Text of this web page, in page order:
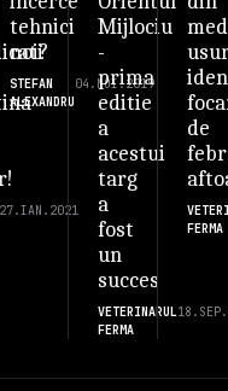
27.IAN.2021
tehnici
noi?
STEFAN
ALEXANDRU
04.NOI.2019
Mijlociu
-
prima
editie
a
acestui
targ
a
fost
un
succes
VETERINARUL
FERMA
de
FERMA